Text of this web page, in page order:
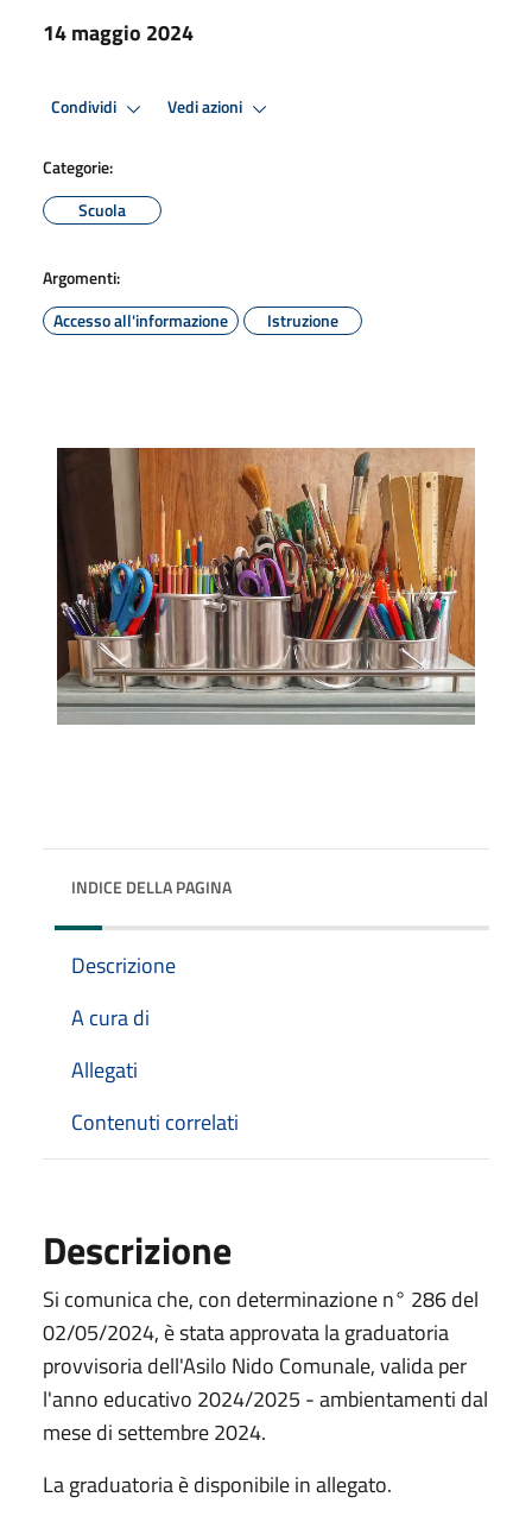
14 maggio 2024
Condividi Vedi azioni
Categorie:
Scuola
Argomenti:
Accesso all'informazione
Istruzione
INDICE DELLA PAGINA
Descrizione
A cura di
Allegati
Contenuti correlati
Descrizione
Si comunica che, con determinazione n° 286 del
02/05/2024, è stata approvata la graduatoria
provvisoria dell'Asilo Nido Comunale, valida per
l'anno educativo 2024/2025 - ambientamenti dal
mese di settembre 2024.
La graduatoria è disponibile in allegato.